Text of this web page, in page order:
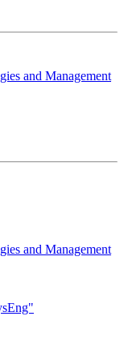
and Management
and Management